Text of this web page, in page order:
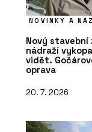
NOVINKY A
Nový stavební
nádraží
vidět.
oprava
20. 7. 2026